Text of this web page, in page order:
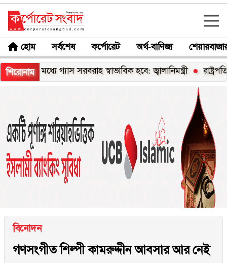
হোম সর্বশেষ কর্পোরেট অর্থ-বাণিজ্য
শিরোনাম
মধ্যে গ্যাস সরবরাহ স্বাভাবিক হবে: জ্বালানিমন্ত্রী রাষ্ট্রপতি
বিনোদন
গণসংগীত শিল্পী কামরুদ্দীন আবসার আর নেই